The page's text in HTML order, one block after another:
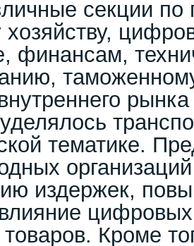
секции
хозяйству,
финансам,
тематике.
издержек,
цифровых
товаров. Кроме